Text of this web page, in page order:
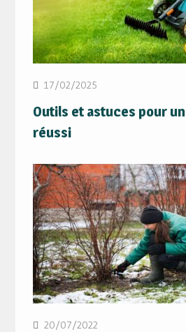
17/02/2025
Outils et astuces pour
réussi
20/07/2022